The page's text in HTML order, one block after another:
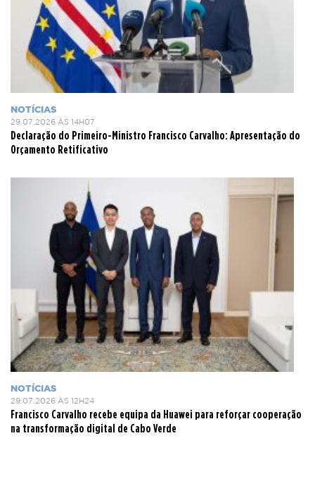
NOTÍCIAS
29.07.2026 ÀS 14H07
Declaração do Primeiro-Ministro Francisco Carvalho: Apresentação do
Orçamento Retificativo
NOTÍCIAS
29.07.2026 ÀS 12H24
Francisco Carvalho recebe equipa da Huawei para reforçar cooperação
na transformação digital de Cabo Verde